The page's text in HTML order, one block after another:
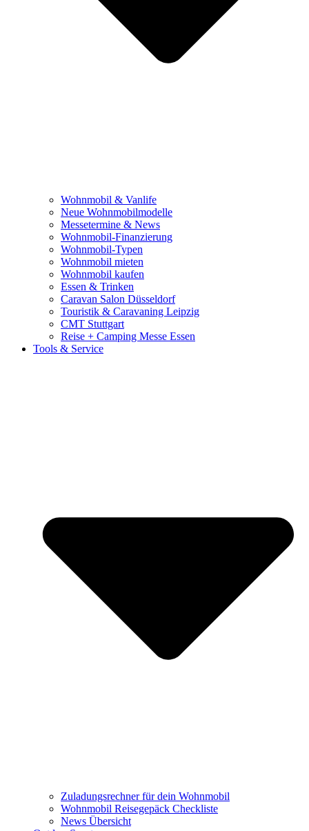
Wohnmobil & Vanlife
Neue Wohnmobilmodelle
Messetermine & News
Wohnmobil-Finanzierung
Wohnmobil-Typen
Wohnmobil mieten
Wohnmobil kaufen
Essen & Trinken
Caravan Salon Düsseldorf
Touristik & Caravaning Leipzig
CMT Stuttgart
Reise + Camping Messe Essen
Tools & Service
Zuladungsrechner für dein Wohnmobil
Wohnmobil Reisegepäck Checkliste
News Übersicht